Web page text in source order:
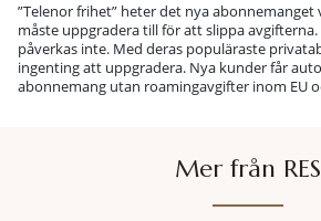
”Telenor frihet” heter det nya
måste uppgradera till för att slippa
påverkas inte. Med deras populäraste
ingenting att uppgradera. Nya kunder får
abonnemang utan roamingavgifter inom EU
Mer från RES